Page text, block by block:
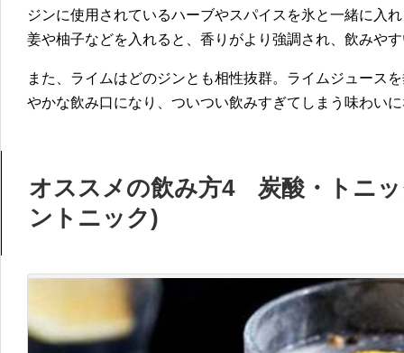
ジンに使用されているハーブやスパイスを氷と一緒に入
姜や柚子などを入れると、香りがより強調され、飲みや
また、ライムはどのジンとも相性抜群。ライムジュース
やかな飲み口になり、ついつい飲みすぎてしまう味わい
オススメの飲み方4 炭酸・トニ
ントニック)